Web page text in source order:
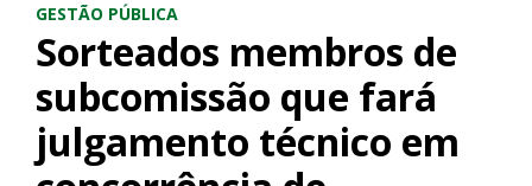
GESTÃO PÚBLICA
Sorteados membros de
subcomissão que fará
julgamento técnico em